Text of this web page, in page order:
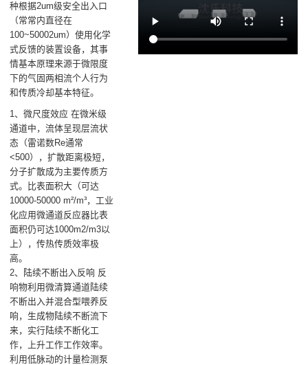
种根据2um级安全出入口
（常常内直径在
100~50002um）使用化学
式反馈的装置设备，其事
情基本原理来源于微限度
下的气固两相流个人行为
和传质冷却基本特征。
1、微尺度效应 在微米级
通道中，流体呈现层流状
态（雷诺数Re通常
<500），扩散距离极短，
分子扩散成为主要传质方
式。比表面积大（可达
10000-50000 m²/m³，工业
化应用微通道反应器比表
面积仍可达1000m2/m3以
上），传热传质效率极
高。
2、陆续不断出入反响 反
响物利用微清算通道陆续
不断出入并混合型喂养反
响，生成物陆续不断流下
来，实行陆续不断化工
作，上升工作工作效率。
利用低脉动的计量检测泵